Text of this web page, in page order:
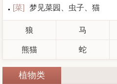
[菜] 梦见菜园、虫子、猫
狼 马
熊猫 蛇
植物类